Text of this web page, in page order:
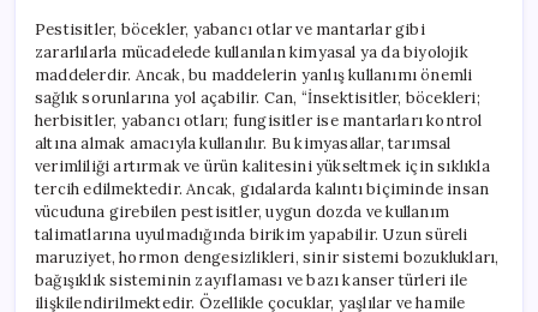
Pestisitler, böcekler, yabancı otlar ve mantarlar gibi
zararlılarla mücadelede kullanılan kimyasal ya da biyolojik
maddelerdir. Ancak, bu maddelerin yanlış kullanımı önemli
sağlık sorunlarına yol açabilir. Can, “İnsektisitler, böcekleri;
herbisitler, yabancı otları; fungisitler ise mantarları kontrol
altına almak amacıyla kullanılır. Bu kimyasallar, tarımsal
verimliliği artırmak ve ürün kalitesini yükseltmek için sıklıkla
tercih edilmektedir. Ancak, gıdalarda kalıntı biçiminde insan
vücuduna girebilen pestisitler, uygun dozda ve kullanım
talimatlarına uyulmadığında birikim yapabilir. Uzun süreli
maruziyet, hormon dengesizlikleri, sinir sistemi bozuklukları,
bağışıklık sisteminin zayıflaması ve bazı kanser türleri ile
ilişkilendirilmektedir. Özellikle çocuklar, yaşlılar ve hamile